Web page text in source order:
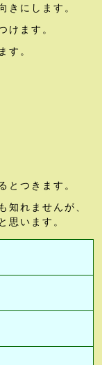
きにします。
けます。
す。
とつきます。
知れませんが、
思います。